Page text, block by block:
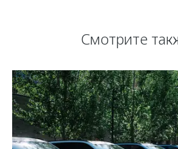
Смотрите